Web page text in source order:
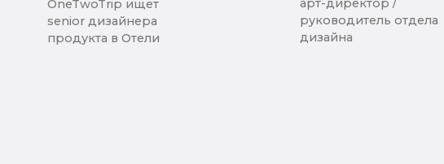
OneTwoTrip ищет
senior дизайнера
продукта в Отели
арт-директор /
руководитель отдела
дизайна